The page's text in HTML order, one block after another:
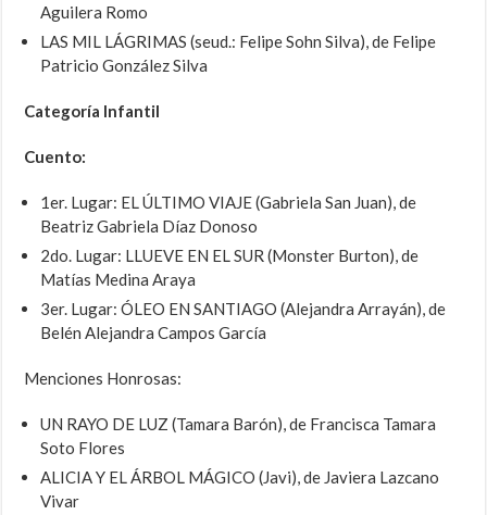
Aguilera Romo
LAS MIL LÁGRIMAS (seud.: Felipe Sohn Silva), de Felipe
Patricio González Silva
Categoría Infantil
Cuento:
1er. Lugar: EL ÚLTIMO VIAJE (Gabriela San Juan), de
Beatriz Gabriela Díaz Donoso
2do. Lugar: LLUEVE EN EL SUR (Monster Burton), de
Matías Medina Araya
3er. Lugar: ÓLEO EN SANTIAGO (Alejandra Arrayán), de
Belén Alejandra Campos García
Menciones Honrosas:
UN RAYO DE LUZ (Tamara Barón), de Francisca Tamara
Soto Flores
ALICIA Y EL ÁRBOL MÁGICO (Javi), de Javiera Lazcano
Vivar